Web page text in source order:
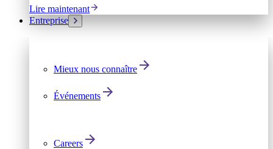
Lire maintenant
Entreprise
Mieux nous connaître
Événements
Careers